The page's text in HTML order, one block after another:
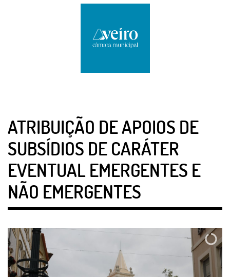
ATRIBUIÇÃO DE APOIOS DE
SUBSÍDIOS DE CARÁTER
EVENTUAL EMERGENTES E
NÃO EMERGENTES